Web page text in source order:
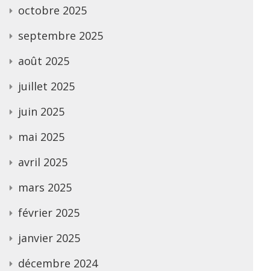
octobre 2025
septembre 2025
août 2025
juillet 2025
juin 2025
mai 2025
avril 2025
mars 2025
février 2025
janvier 2025
décembre 2024